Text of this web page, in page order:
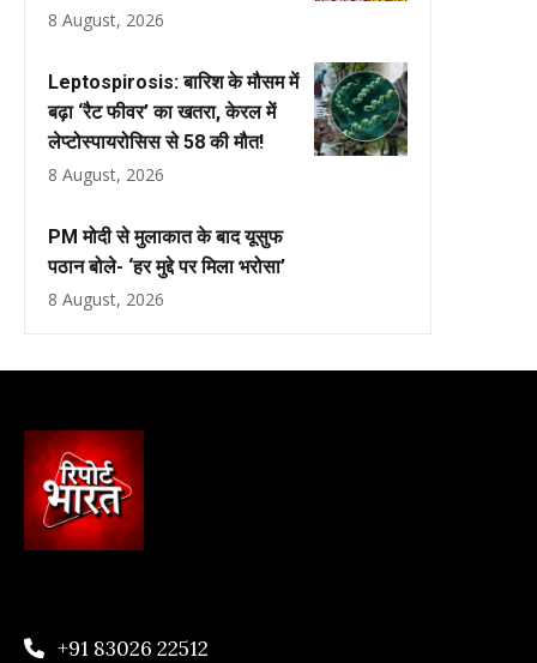
8 August, 2026
Leptospirosis: बारिश के मौसम में
बढ़ा ‘रैट फीवर’ का खतरा, केरल में
लेप्टोस्पायरोसिस से 58 की मौत!
8 August, 2026
PM मोदी से मुलाकात के बाद यूसुफ
पठान बोले- ‘हर मुद्दे पर मिला भरोसा’
8 August, 2026
+91 83026 22512